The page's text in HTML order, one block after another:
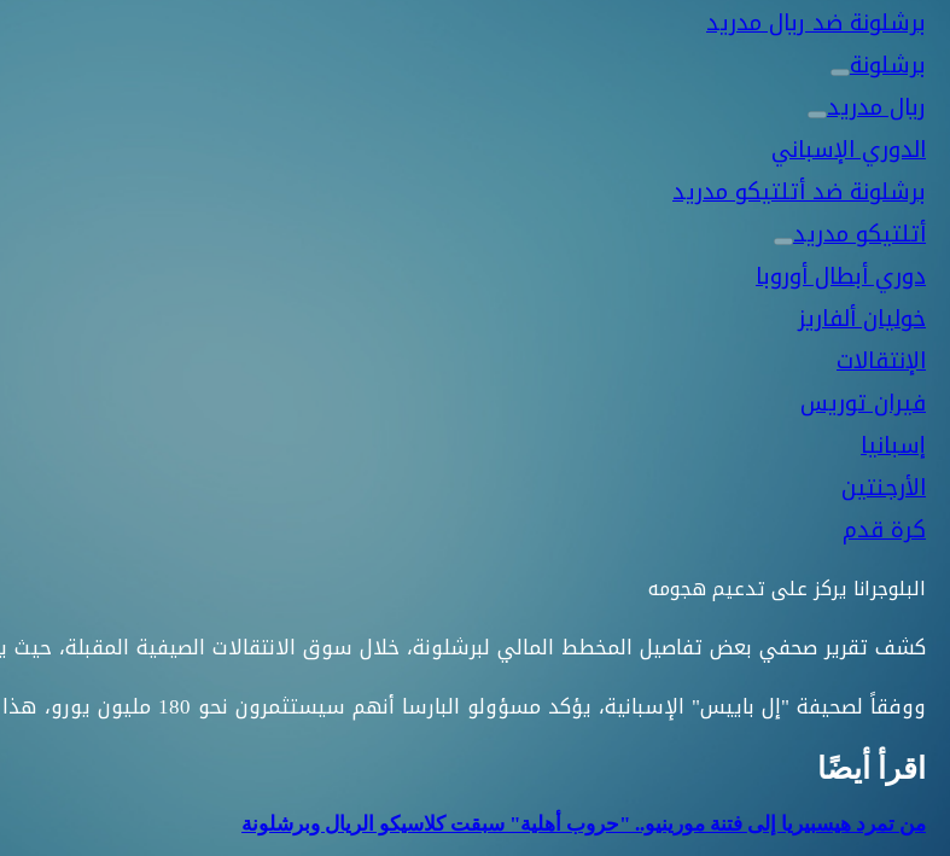
برشلونة ضد ريال مدريد
برشلونة
ريال مدريد
الدوري الإسباني
برشلونة ضد أتلتيكو مدريد
أتلتيكو مدريد
دوري أبطال أوروبا
خوليان ألفاريز
الإنتقالات
فيران توريس
إسبانيا
الأرجنتين
كرة قدم
البلوجرانا يركز على تدعيم هجومه
كشف تقرير صحفي بعض تفاصيل المخطط المالي لبرشلونة، خلال سوق الانتقالات الصيفية المقبلة، حيث
ووفقاً لصحيفة "إل باييس" الإسبانية، يؤكد مسؤولو البارسا أنهم سيستثمرون نحو 180 مليون يورو، هذا الصيف.
اقرأ أيضًا
من تمرد هيسبيريا إلى فتنة مورينيو.. "حروب أهلية" سبقت كلاسيكو الريال وبرشلونة